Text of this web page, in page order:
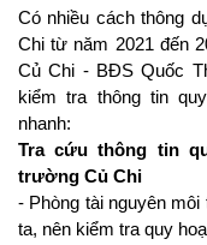
Có nhiều cách thông
Chi từ năm 2021 đến
Củ Chi - BĐS Quốc
kiểm tra thông tin
nhanh:
Tra cứu thông tin
trường Củ Chi
- Phòng tài nguyên
ta, nên kiểm tra quy